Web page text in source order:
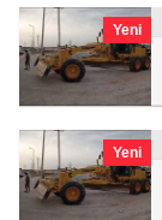
Yeni
Yeni